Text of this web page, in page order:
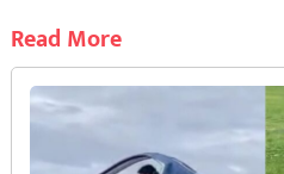
Read More